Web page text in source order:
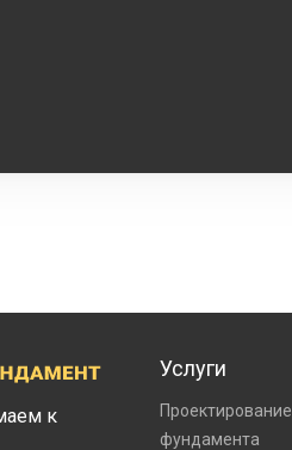
к
Услуги
Проектирование
фундамента